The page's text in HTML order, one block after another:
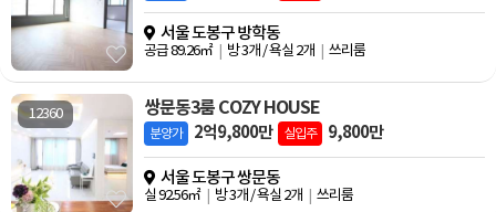
서울 도봉구 방학동
공급 89.26㎡ 방 3개 / 욕실 2개 쓰리룸
12360 쌍문동3룸 COZY HOUSE
분양가 2억9,800만 실입주 9,800만
서울 도봉구 쌍문동
실 92.56㎡ 방 3개 / 욕실 2개 쓰리룸